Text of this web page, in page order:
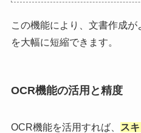
この機能により、文書作成
を大幅に短縮できます。
OCR機能の活用と精度
OCR機能を活用すれば、
ス